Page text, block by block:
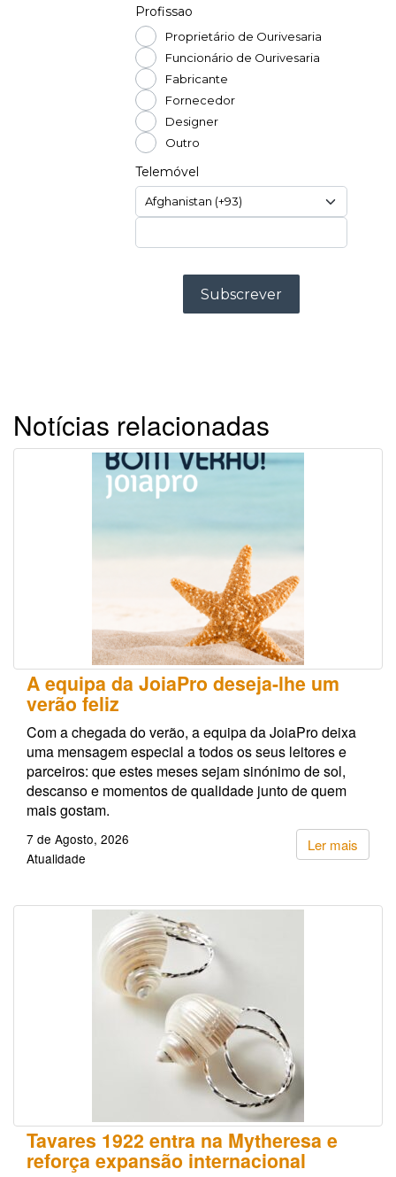
Notícias relacionadas
A equipa da JoiaPro deseja-lhe um
verão feliz
Com a chegada do verão, a equipa da JoiaPro deixa
uma mensagem especial a todos os seus leitores e
parceiros: que estes meses sejam sinónimo de sol,
descanso e momentos de qualidade junto de quem
mais gostam.
Ler mais
7 de Agosto, 2026
Atualidade
Tavares 1922 entra na Mytheresa e
reforça expansão internacional